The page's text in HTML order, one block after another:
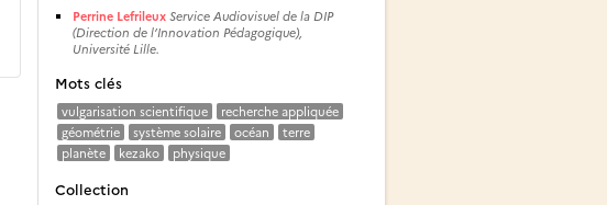
Perrine Lefrileux Service Audiovisuel de la DIP
(Direction de l’Innovation Pédagogique),
Université Lille.
Mots clés
vulgarisation scientifique
recherche appliquée
géométrie
système solaire océan
terre
planète
kezako physique
Collection